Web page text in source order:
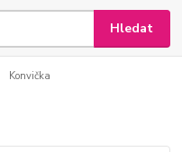
Hledat
Konvička